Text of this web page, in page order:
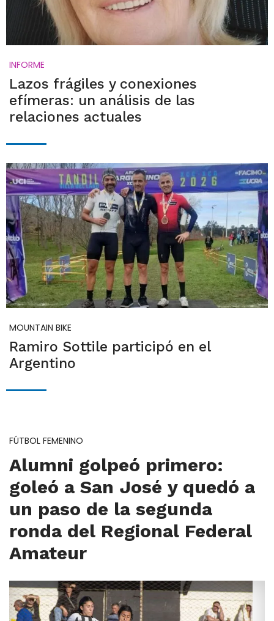
INFORME
Lazos frágiles y conexiones
efímeras: un análisis de las
relaciones actuales
MOUNTAIN BIKE
Ramiro Sottile participó en el
Argentino
FÚTBOL FEMENINO
Alumni golpeó primero:
goleó a San José y quedó a
un paso de la segunda
ronda del Regional Federal
Amateur